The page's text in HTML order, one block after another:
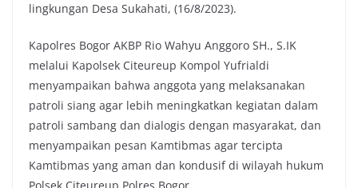
lingkungan Desa Sukahati, (16/8/2023).
Kapolres Bogor AKBP Rio Wahyu Anggoro SH., S.IK
melalui Kapolsek Citeureup Kompol Yufrialdi
menyampaikan bahwa anggota yang melaksanakan
patroli siang agar lebih meningkatkan kegiatan dalam
patroli sambang dan dialogis dengan masyarakat, dan
menyampaikan pesan Kamtibmas agar tercipta
Kamtibmas yang aman dan kondusif di wilayah hukum